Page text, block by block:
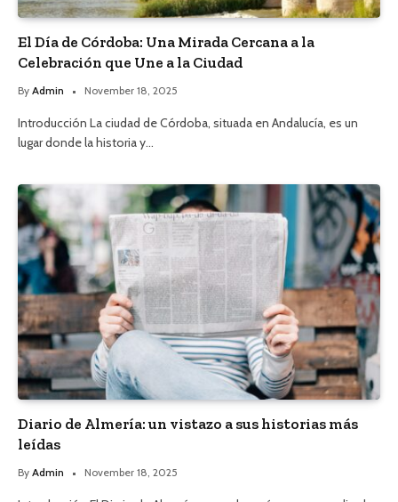
El Día de Córdoba: Una Mirada Cercana a la
Celebración que Une a la Ciudad
By Admin November 18, 2025
Introducción La ciudad de Córdoba, situada en Andalucía, es un
lugar donde la historia y…
Diario de Almería: un vistazo a sus historias más
leídas
By Admin November 18, 2025